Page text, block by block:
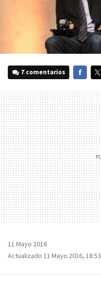
7 comentarios
11 Mayo 2016
Actualizado 11 Mayo 2016, 18:53